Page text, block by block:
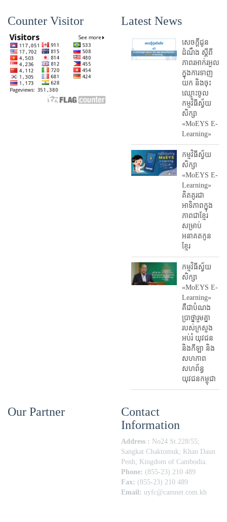
Counter Visitor Latest News
សេចក្តីជូន
ដំណឹង ស្តី​ពី
ភាព​រអាក់រអួល​
ក្នុងការ​ទាញ​
យក និង​ចុះ​
ឈ្មោះ​ចូល​
កម្មវិធី​ស្វ័យ
សិក្សា
«MoEYS E-
Learning»
កម្មវិធីស្វ័យ
សិក្សា
«MoEYS E-
Learning»
គិតគូរជា
អាទិភាពក្នុង
ភាពជាខ្មែរ
សម្រាប់
អនាគតកូន
ខ្មែរ
កម្មវិធីស្វ័យ
សិក្សា
«MoEYS E-
Learning»
គឺជាបំណង
ប្រាថ្នារួមគ្នា
របស់ក្រសួង
អប់រំ​ យុវជន
និងកីឡា និង
សហភាព
សហព័ន្ធ
យុវជនកម្ពុជា
Our Partner
Contact
Information
Address : No24 St.228/55;
Sangkat Chaktomuk; Khan Daun
Penh; Kingdom of Cambodia.
Phone: (855-23) 210 489
Fax: (855-23) 210 489
Email: uyfc@camnet.com.kh